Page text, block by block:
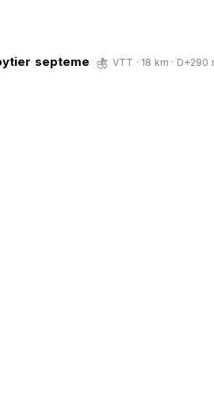
septeme VTT · 18 km · D+290